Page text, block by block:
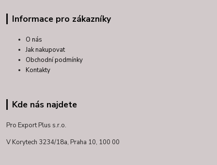
Informace pro zákazníky
O nás
Jak nakupovat
Obchodní podmínky
Kontakty
Kde nás najdete
Pro Export Plus s.r.o.
V Korytech 3234/18a, Praha 10, 100 00